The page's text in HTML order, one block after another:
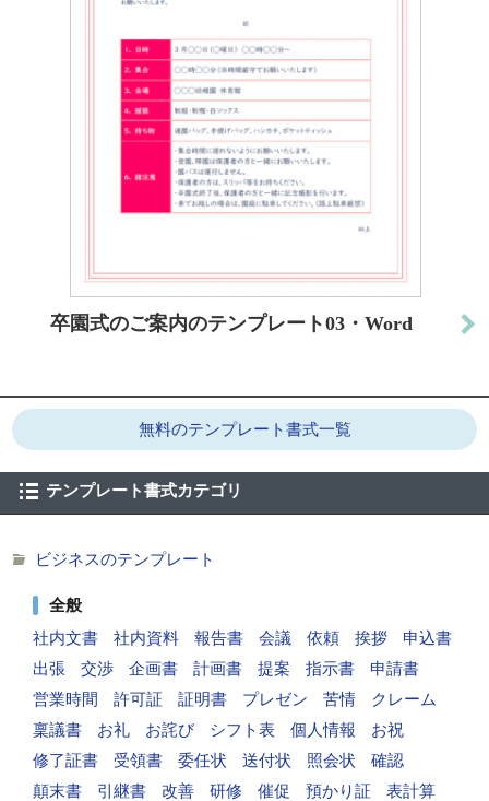
卒園式のご案内のテンプレート03・Word
無料のテンプレート書式一覧
テンプレート書式カテゴリ
ビジネスのテンプレート
全般
社内文書
社内資料 報告書 会議 依頼 挨拶
申込書
出張
交渉 企画書 計画書 提案 指示書
申請書
営業時間
許可証 証明書 プレゼン 苦情
クレーム
稟議書
お礼 お詫び シフト表 個人情報
お祝
修了証書
受領書 委任状 送付状 照会状
確認
顛末書
引継書 改善 研修 催促 預かり証
表計算